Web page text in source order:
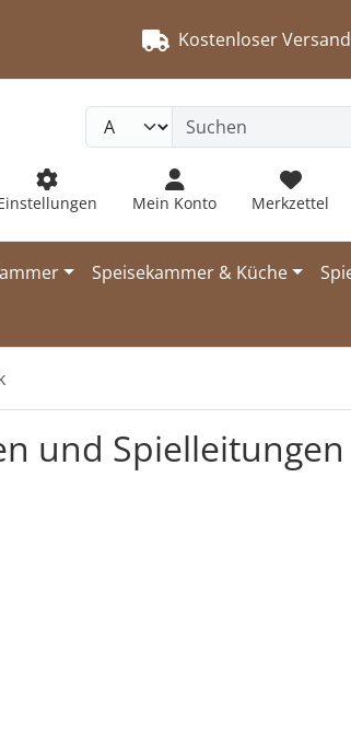
Kostenloser
Mein Konto Merkzettel
Speisekammer & Küche
und Spielleitungen